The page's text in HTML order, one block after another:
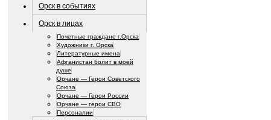
Орск в событиях
Орск в лицах
Почетные граждане г.Орска
Художники г. Орска
Литературные имена
Афганистан болит в моей
душе
Орчане — Герои Советского
Союза
Орчане — Герои России
Орчане — герои СВО
Персоналии